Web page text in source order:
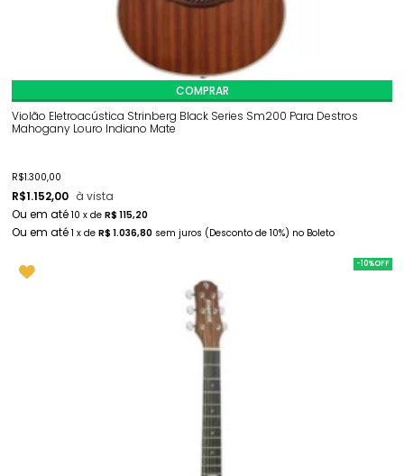
Violão Eletroacústica Strinberg Black Series Sm200 Para Destros
Mahogany Louro Indiano Mate
R$1.300,00
R$1.152,00 à vista
10 x de R$ 115,20
1 x de R$ 1.036,80 sem juros (Desconto de 10%) no Boleto
COMPRAR
-10%